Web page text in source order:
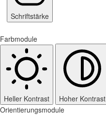
Schriftstärke
Farbmodule
Heller Kontrast Hoher Kontrast
Orientierungsmodule